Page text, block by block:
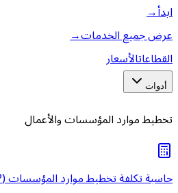
ابدأ→
عرض جميع الخدمات→
القطاعاتالأسعار
أدوات
تخطيط موارد المؤسسات والأعمال
حاسبة تكلفة تخطيط موارد المؤسسات (ERP).